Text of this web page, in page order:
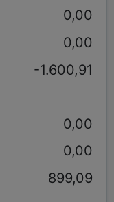
0,00
0,00
-1.600,91
0,00
0,00
899,09